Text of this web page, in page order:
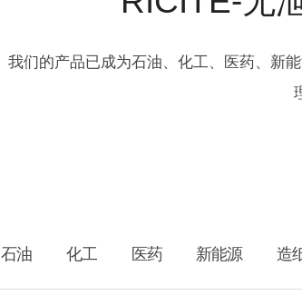
我们的产品已成为石油、化工、医药、新
石油 化工 医药 新能源 造